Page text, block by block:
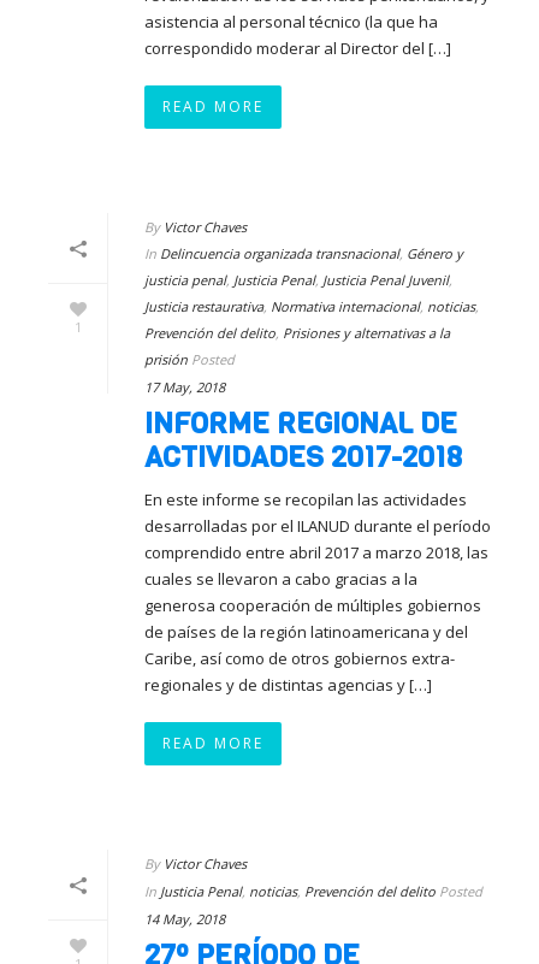
asistencia al personal técnico (la que ha
correspondido moderar al Director del […]
READ MORE
1
By Victor Chaves
In Delincuencia organizada transnacional, Género y
justicia penal, Justicia Penal, Justicia Penal Juvenil,
Justicia restaurativa, Normativa internacional, noticias,
Prevención del delito, Prisiones y alternativas a la
prisión Posted
17 May, 2018
INFORME REGIONAL DE
ACTIVIDADES 2017-2018
En este informe se recopilan las actividades
desarrolladas por el ILANUD durante el período
comprendido entre abril 2017 a marzo 2018, las
cuales se llevaron a cabo gracias a la
generosa cooperación de múltiples gobiernos
de países de la región latinoamericana y del
Caribe, así como de otros gobiernos extra-
regionales y de distintas agencias y […]
READ MORE
By Victor Chaves
In Justicia Penal, noticias, Prevención del delito Posted
14 May, 2018
27º PERÍODO DE